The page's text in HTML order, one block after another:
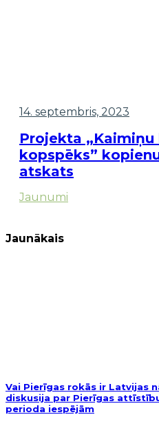
14. septembris, 2023
Projekta „Kaimiņu
kopspēks”
atskats
Jaunumi
Jaunākais
Vai Pierīgas rokās ir Latvijas
diskusija par Pierīgas
perioda iespējām